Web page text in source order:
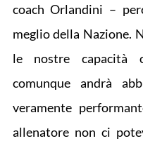
coach Orlandini –
meglio della Nazione.
le nostre capacità
comunque andrà
veramente
allenatore non ci